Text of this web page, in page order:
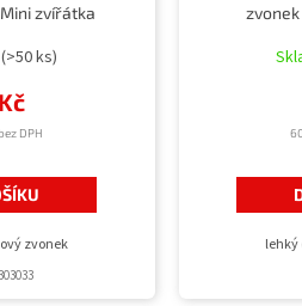
zvířátka
(>50 ks)
DPH
zvonek
zvonek
lehký